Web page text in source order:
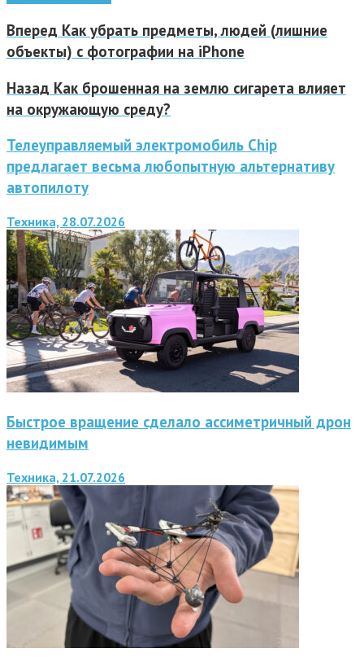
Вперед Как убрать предметы, людей (лишние
объекты) с фотографии на iPhone
Назад Как брошенная на землю сигарета влияет
на окружающую среду?
Телеуправляемый электромобиль Chip
предлагает весьма любопытную альтернативу
автопилоту
Техника, 28.07.2026
Быстрое вращение сделало ассиметричный дрон
невидимым
Техника, 21.07.2026